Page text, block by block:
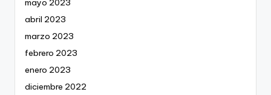
mayo 2023
abril 2023
marzo 2023
febrero 2023
enero 2023
diciembre 2022